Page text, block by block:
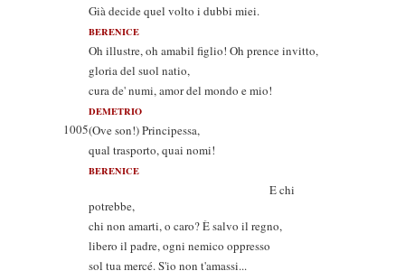
Già decide quel volto i dubbi miei.
BERENICE
Oh illustre, oh amabil figlio! Oh prence invitto,
gloria del suol natio,
cura de' numi, amor del mondo e mio!
DEMETRIO
1005(Ove son!) Principessa,
qual trasporto, quai nomi!
BERENICE
E chi
potrebbe,
chi non amarti, o caro? È salvo il regno,
libero il padre, ogni nemico oppresso
sol tua mercé. S'io non t'amassi...